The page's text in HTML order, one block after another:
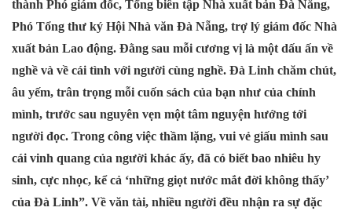
thành Phó giám đốc, Tổng biên tập Nhà xuất bản Đà Nẵng,
Phó Tổng thư ký Hội Nhà văn Đà Nẵng, trợ lý giám đốc Nhà
xuất bản Lao động. Đằng sau mỗi cương vị là một dấu ấn về
nghề và về cái tình với người cùng nghề. Đà Linh chăm chút,
âu yếm, trân trọng mỗi cuốn sách của bạn như của chính
mình, trước sau nguyên vẹn một tâm nguyện hướng tới
người đọc. Trong công việc thầm lặng, vui vẻ giấu mình sau
cái vinh quang của người khác ấy, đã có biết bao nhiêu hy
sinh, cực nhọc, kể cả ‘những giọt nước mắt đời không thấy’
của Đà Linh”. Về văn tài, nhiều người đều nhận ra sự đặc